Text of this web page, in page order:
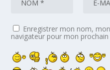
Enregistrer mon nom,
navigateur pour mon